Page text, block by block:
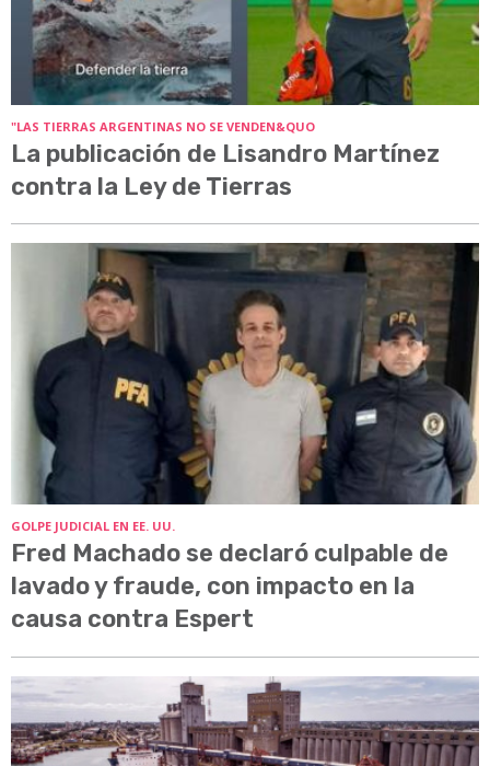
"LAS TIERRAS ARGENTINAS NO SE VENDEN&QUO
La publicación de Lisandro Martínez
contra la Ley de Tierras
GOLPE JUDICIAL EN EE. UU.
Fred Machado se declaró culpable de
lavado y fraude, con impacto en la
causa contra Espert